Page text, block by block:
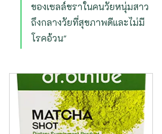
ของเซลล์ชราในคนวัยหนุ่มสาว
ถึงกลางวัยที่สุขภาพดีและไม่มี
โรคอ้วน"